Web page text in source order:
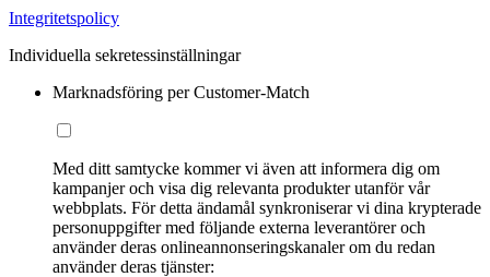
Integritetspolicy
Individuella sekretessinställningar
Marknadsföring per Customer-Match
Med ditt samtycke kommer vi även att informera dig om
kampanjer och visa dig relevanta produkter utanför vår
webbplats. För detta ändamål synkroniserar vi dina krypterade
personuppgifter med följande externa leverantörer och
använder deras onlineannonseringskanaler om du redan
använder deras tjänster: